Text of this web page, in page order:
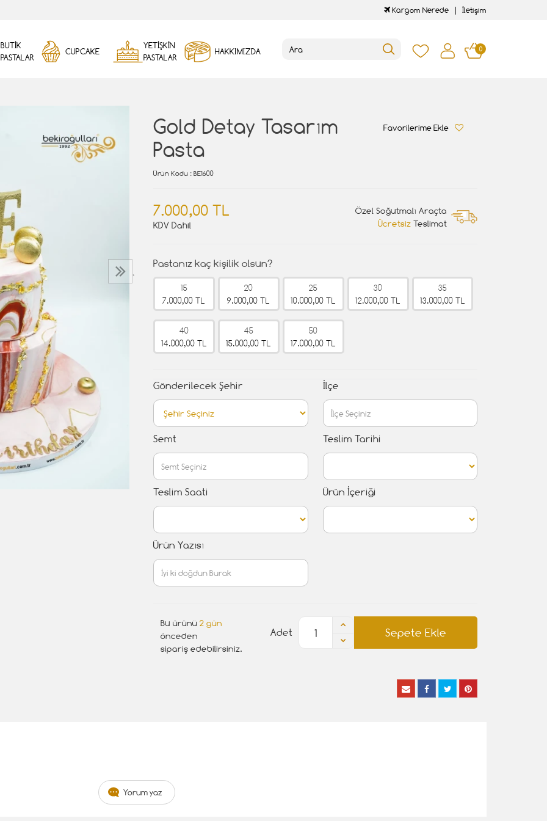
Kargom Nerede İletişim
BUTİK
PASTALAR
CUPCAKE
YETİŞKİN
PASTALAR
HAKKIMIZDA 0
›
Gold Detay Tasarım
Pasta
Favorilerime Ekle
Ürün Kodu : BE1600
7.000,00 TL
KDV Dahil
Özel Soğutmalı Araçta
Ücretsiz Teslimat
Pastanız kaç kişilik olsun?
15
7.000,00 TL
20
9.000,00 TL
25
10.000,00 TL
30
12.000,00 TL
35
13.000,00 TL
40
14.000,00 TL
45
15.000,00 TL
50
17.000,00 TL
Gönderilecek Şehir İlçe
Semt Teslim Tarihi
Teslim Saati Ürün İçeriği
Ürün Yazısı
Bu ürünü 2 gün
önceden
sipariş edebilirsiniz.
Sepete Ekle
Adet
Yorum yaz